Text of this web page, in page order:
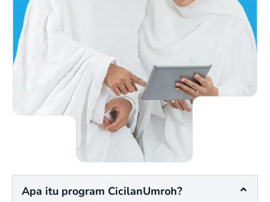
Apa itu program CicilanUmroh?